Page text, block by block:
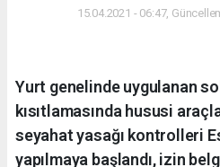
15.04.2021 - 06:47,
Yurt genelinde uygulanan
kısıtlamasında hususi
seyahat yasağı kontrolleri
yapılmaya başlandı, izin